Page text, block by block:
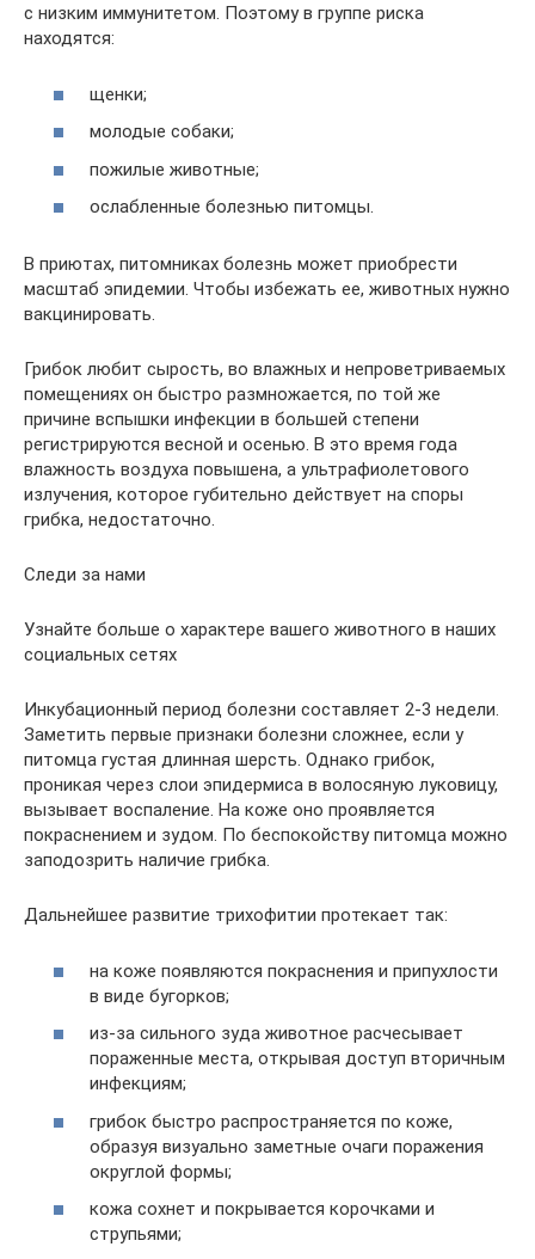
с низким иммунитетом. Поэтому в группе риска
находятся:
щенки;
молодые собаки;
пожилые животные;
ослабленные болезнью питомцы.
В приютах, питомниках болезнь может приобрести
масштаб эпидемии. Чтобы избежать ее, животных нужно
вакцинировать.
Грибок любит сырость, во влажных и непроветриваемых
помещениях он быстро размножается, по той же
причине вспышки инфекции в большей степени
регистрируются весной и осенью. В это время года
влажность воздуха повышена, а ультрафиолетового
излучения, которое губительно действует на споры
грибка, недостаточно.
Следи за нами
Узнайте больше о характере вашего животного в наших
социальных сетях
Инкубационный период болезни составляет 2-3 недели.
Заметить первые признаки болезни сложнее, если у
питомца густая длинная шерсть. Однако грибок,
проникая через слои эпидермиса в волосяную луковицу,
вызывает воспаление. На коже оно проявляется
покраснением и зудом. По беспокойству питомца можно
заподозрить наличие грибка.
Дальнейшее развитие трихофитии протекает так:
на коже появляются покраснения и припухлости
в виде бугорков;
из-за сильного зуда животное расчесывает
пораженные места, открывая доступ вторичным
инфекциям;
грибок быстро распространяется по коже,
образуя визуально заметные очаги поражения
округлой формы;
кожа сохнет и покрывается корочками и
струпьями;